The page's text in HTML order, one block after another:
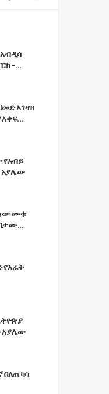
-...
አገዛዝ
አያሌው
ሙቱ
የእራት
አያሌው
በለጠ ካሳ